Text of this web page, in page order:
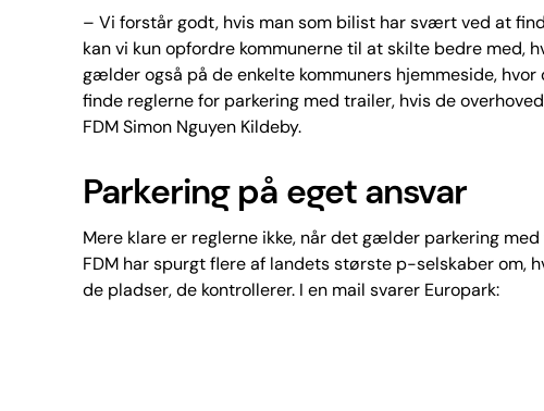
– Vi forstår godt, hvis man som bilist har svært ved at
kan vi kun opfordre kommunerne til at skilte bedre med,
gælder også på de enkelte kommuners hjemmeside,
finde reglerne for parkering med trailer, hvis de
FDM Simon Nguyen Kildeby.
Parkering på eget ansvar
Mere klare er reglerne ikke, når det gælder parkering
FDM har spurgt flere af landets største p-selskaber om,
de pladser, de kontrollerer. I en mail svarer Europark: